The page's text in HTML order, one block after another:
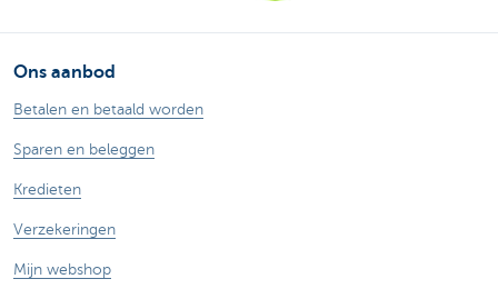
Ons aanbod
Betalen en betaald worden
Sparen en beleggen
Kredieten
Verzekeringen
Mijn webshop